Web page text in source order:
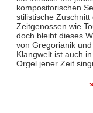
kompositorischen
stilistische
Zeitgenossen wie
doch bleibt dieses
von Gregorianik
Klangwelt ist auch
Orgel jener Zeit